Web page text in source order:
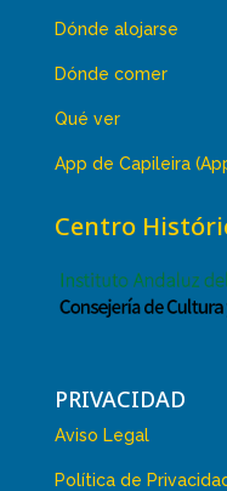
Dónde alojarse
Dónde comer
Qué ver
App de Capileira
Centro
PRIVACIDAD
Aviso Legal
Política de